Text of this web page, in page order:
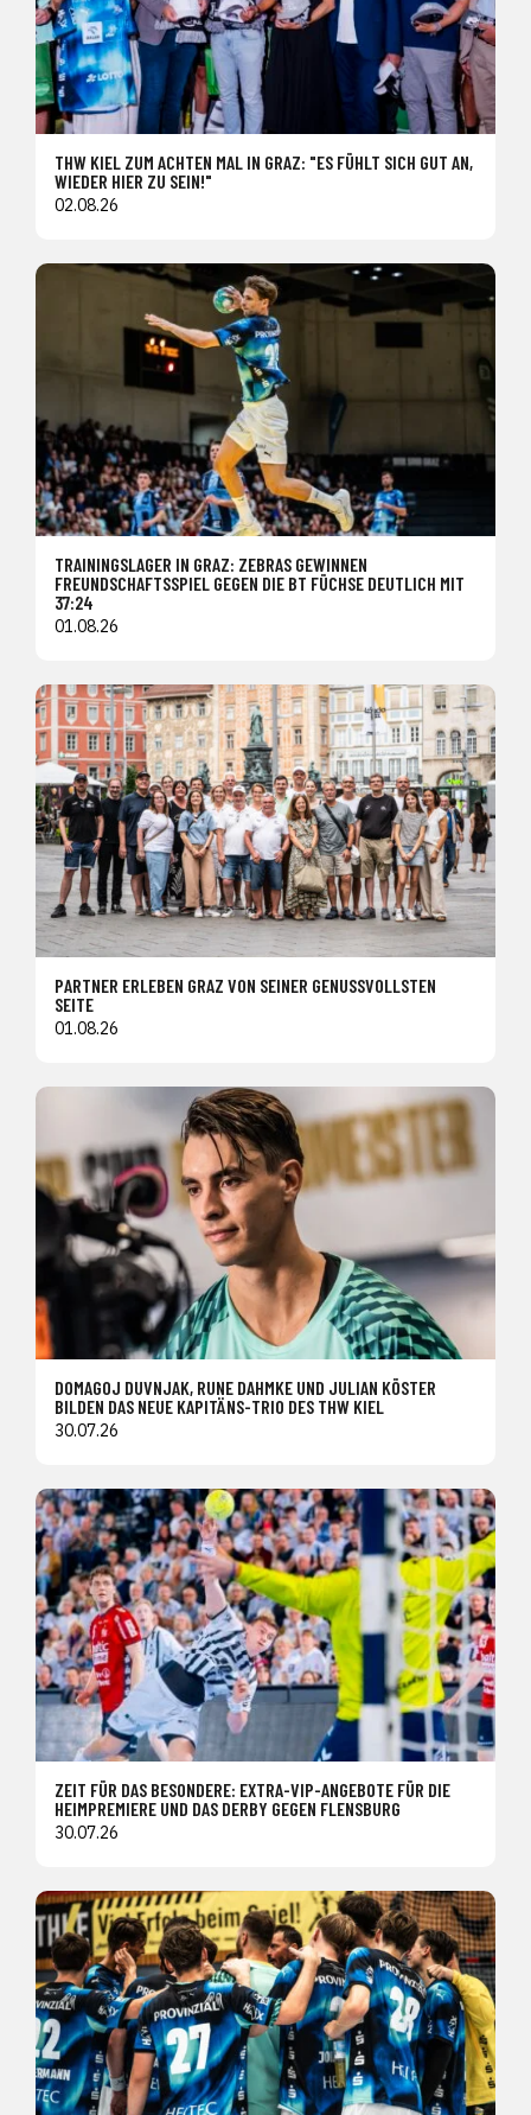
THW KIEL ZUM ACHTEN MAL IN GRAZ: "ES FÜHLT SICH GUT AN,
WIEDER HIER ZU SEIN!"
02.08.26
TRAININGSLAGER IN GRAZ: ZEBRAS GEWINNEN
FREUNDSCHAFTSSPIEL GEGEN DIE BT FÜCHSE DEUTLICH MIT
37:24
01.08.26
PARTNER ERLEBEN GRAZ VON SEINER GENUSSVOLLSTEN
SEITE
01.08.26
DOMAGOJ DUVNJAK, RUNE DAHMKE UND JULIAN KÖSTER
BILDEN DAS NEUE KAPITÄNS-TRIO DES THW KIEL
30.07.26
ZEIT FÜR DAS BESONDERE: EXTRA-VIP-ANGEBOTE FÜR DIE
HEIMPREMIERE UND DAS DERBY GEGEN FLENSBURG
30.07.26